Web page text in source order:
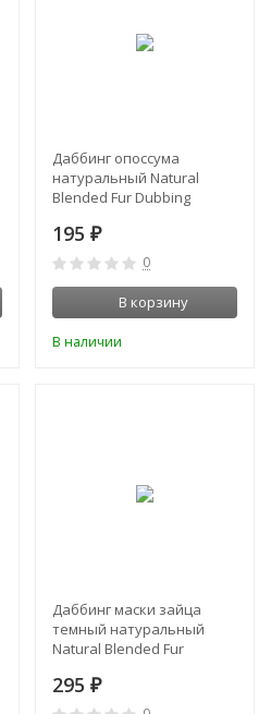
Даббинг опоссума
натуральный Natural
Blended Fur Dubbing
195 ₽
0
В корзину
В наличии
Даббинг маски зайца
темный натуральный
Natural Blended Fur
Orvis
295 ₽